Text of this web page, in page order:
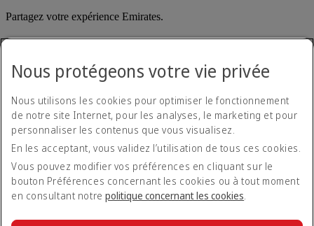
Partagez votre expérience Emirates.
Déclaration d'accessibilité
Nous contacter
Politique de confidentialité
Conditions générales
Politique en matière de cookies
Cyber-sécurité
Nous protégeons votre vie privée
Nous utilisons les cookies pour optimiser le fonctionnement
de notre site Internet, pour les analyses, le marketing et pour
personnaliser les contenus que vous visualisez.
En les acceptant, vous validez l’utilisation de tous ces cookies.
Vous pouvez modifier vos préférences en cliquant sur le
bouton Préférences concernant les cookies ou à tout moment
en consultant notrepolitique concernant les cookies.